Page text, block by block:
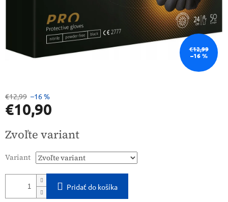
€12,99
–16 %
€12,99 –16 %
€10,90
cena:
Zvoľte variant
Variant
Pridať do košíka